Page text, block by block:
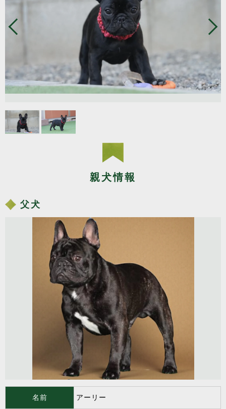
親犬情報
父犬
名前 アーリー